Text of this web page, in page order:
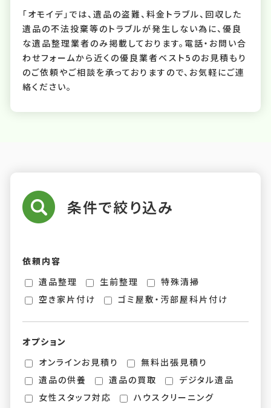
「オモイデ」では、遺品の盗難、料金トラブル、回収した
遺品の不法投棄等のトラブルが発生しない為に、優良
な遺品整理業者のみ掲載しております。電話・お問い合
わせフォームから近くの優良業者ベスト5のお見積もり
のご依頼やご相談を承っておりますので、お気軽にご連
絡ください。
条件で絞り込み
依頼内容
遺品整理
生前整理
特殊清掃
空き家片付け
ゴミ屋敷・汚部屋科片付け
オプション
オンラインお見積り
無料出張見積り
遺品の供養
遺品の買取
デジタル遺品
女性スタッフ対応
ハウスクリーニング